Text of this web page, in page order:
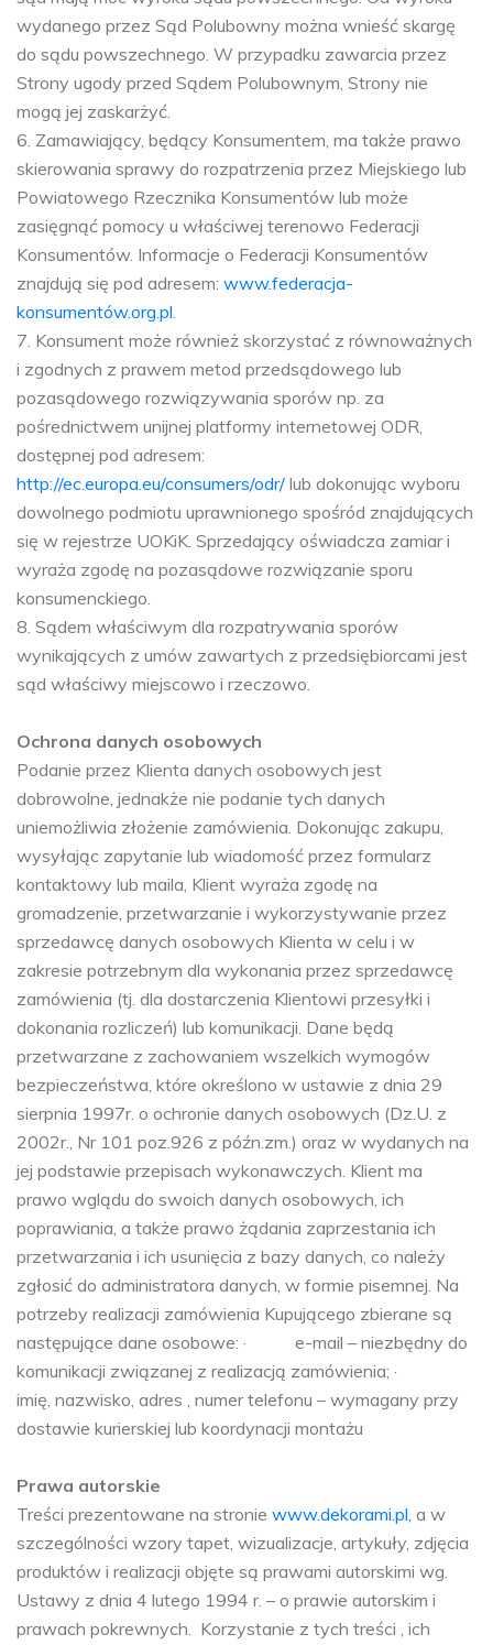
wydanego przez Sąd Polubowny można wnieść skargę
do sądu powszechnego. W przypadku zawarcia przez
Strony ugody przed Sądem Polubownym, Strony nie
mogą jej zaskarżyć.
6. Zamawiający, będący Konsumentem, ma także prawo
skierowania sprawy do rozpatrzenia przez Miejskiego lub
Powiatowego Rzecznika Konsumentów lub może
zasięgnąć pomocy u właściwej terenowo Federacji
Konsumentów. Informacje o Federacji Konsumentów
znajdują się pod adresem: www.federacja-
konsumentów.org.pl.
7. Konsument może również skorzystać z równoważnych
i zgodnych z prawem metod przedsądowego lub
pozasądowego rozwiązywania sporów np. za
pośrednictwem unijnej platformy internetowej ODR,
dostępnej pod adresem:
http://ec.europa.eu/consumers/odr/ lub dokonując wyboru
dowolnego podmiotu uprawnionego spośród znajdujących
się w rejestrze UOKiK. Sprzedający oświadcza zamiar i
wyraża zgodę na pozasądowe rozwiązanie sporu
konsumenckiego.
8. Sądem właściwym dla rozpatrywania sporów
wynikających z umów zawartych z przedsiębiorcami jest
sąd właściwy miejscowo i rzeczowo.
Ochrona danych osobowych
Podanie przez Klienta danych osobowych jest
dobrowolne, jednakże nie podanie tych danych
uniemożliwia złożenie zamówienia. Dokonując zakupu,
wysyłając zapytanie lub wiadomość przez formularz
kontaktowy lub maila, Klient wyraża zgodę na
gromadzenie, przetwarzanie i wykorzystywanie przez
sprzedawcę danych osobowych Klienta w celu i w
zakresie potrzebnym dla wykonania przez sprzedawcę
zamówienia (tj. dla dostarczenia Klientowi przesyłki i
dokonania rozliczeń) lub komunikacji. Dane będą
przetwarzane z zachowaniem wszelkich wymogów
bezpieczeństwa, które określono w ustawie z dnia 29
sierpnia 1997r. o ochronie danych osobowych (Dz.U. z
2002r., Nr 101 poz.926 z późn.zm.) oraz w wydanych na
jej podstawie przepisach wykonawczych. Klient ma
prawo wglądu do swoich danych osobowych, ich
poprawiania, a także prawo żądania zaprzestania ich
przetwarzania i ich usunięcia z bazy danych, co należy
zgłosić do administratora danych, w formie pisemnej. Na
potrzeby realizacji zamówienia Kupującego zbierane są
następujące dane osobowe: · e-mail – niezbędny do
komunikacji związanej z realizacją zamówienia; ·
imię, nazwisko, adres , numer telefonu – wymagany przy
dostawie kurierskiej lub koordynacji montażu
Prawa autorskie
Treści prezentowane na stronie www.dekorami.pl, a w
szczególności wzory tapet, wizualizacje, artykuły, zdjęcia
produktów i realizacji objęte są prawami autorskimi wg.
Ustawy z dnia 4 lutego 1994 r. – o prawie autorskim i
prawach pokrewnych. Korzystanie z tych treści , ich